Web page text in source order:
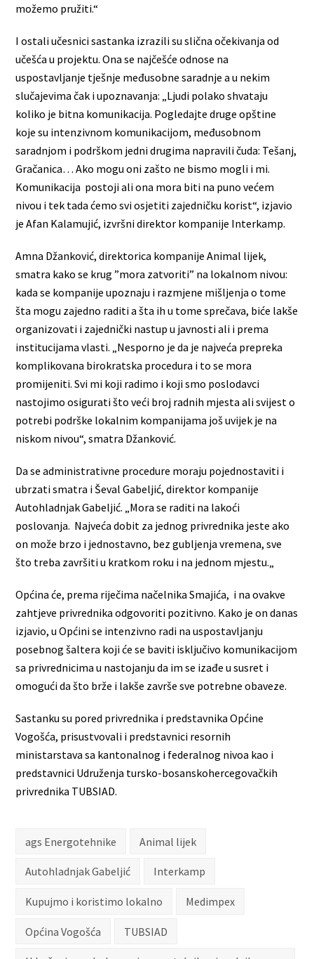
možemo pružiti.“
I ostali učesnici sastanka izrazili su slična očekivanja od
učešća u projektu. Ona se najčešće odnose na
uspostavljanje tješnje međusobne saradnje a u nekim
slučajevima čak i upoznavanja: „Ljudi polako shvataju
koliko je bitna komunikacija. Pogledajte druge opštine
koje su intenzivnom komunikacijom, međusobnom
saradnjom i podrškom jedni drugima napravili čuda: Tešanj,
Gračanica… Ako mogu oni zašto ne bismo mogli i mi.
Komunikacija postoji ali ona mora biti na puno većem
nivou i tek tada ćemo svi osjetiti zajedničku korist“, izjavio
je Afan Kalamujić, izvršni direktor kompanije Interkamp.
Amna Džanković, direktorica kompanije Animal lijek,
smatra kako se krug ”mora zatvoriti” na lokalnom nivou:
kada se kompanije upoznaju i razmjene mišljenja o tome
šta mogu zajedno raditi a šta ih u tome sprečava, biće lakše
organizovati i zajednički nastup u javnosti ali i prema
institucijama vlasti. „Nesporno je da je najveća prepreka
komplikovana birokratska procedura i to se mora
promijeniti. Svi mi koji radimo i koji smo poslodavci
nastojimo osigurati što veći broj radnih mjesta ali svijest o
potrebi podrške lokalnim kompanijama još uvijek je na
niskom nivou“, smatra Džanković.
Da se administrativne procedure moraju pojednostaviti i
ubrzati smatra i Ševal Gabeljić, direktor kompanije
Autohladnjak Gabeljić. „Mora se raditi na lakoći
poslovanja. Najveća dobit za jednog privrednika jeste ako
on može brzo i jednostavno, bez gubljenja vremena, sve
što treba završiti u kratkom roku i na jednom mjestu.„
Općina će, prema riječima načelnika Smajića, i na ovakve
zahtjeve privrednika odgovoriti pozitivno. Kako je on danas
izjavio, u Općini se intenzivno radi na uspostavljanju
posebnog šaltera koji će se baviti isključivo komunikacijom
sa privrednicima u nastojanju da im se izađe u susret i
omogući da što brže i lakše završe sve potrebne obaveze.
Sastanku su pored privrednika i predstavnika Općine
Vogošća, prisustvovali i predstavnici resornih
ministarstava sa kantonalnog i federalnog nivoa kao i
predstavnici Udruženja tursko-bosanskohercegovačkih
privrednika TUBSIAD.
ags Energotehnike Animal lijek
Autohladnjak Gabeljić Interkamp
Kupujmo i koristimo lokalno Medimpex
Općina Vogošća TUBSIAD